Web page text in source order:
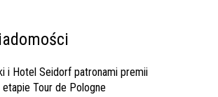
i Hotel Seidorf patronami premii
Tour de Pologne